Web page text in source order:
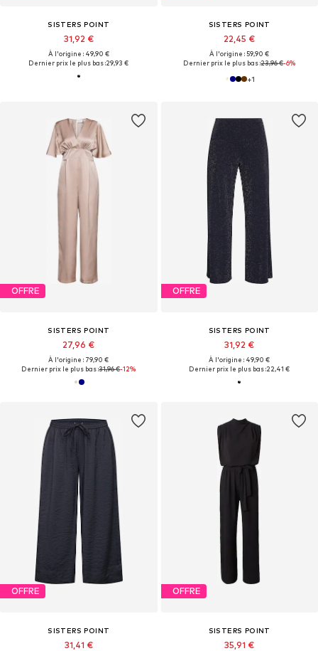
SISTERS POINT
31,92 €
À l'origine : 49,90 €
Dernier prix le plus bas :29,93 €
SISTERS POINT
22,45 €
À l'origine : 59,90 €
Dernier prix le plus bas :23,96 €-6%
+1
OFFRE
SISTERS POINT
27,96 €
À l'origine : 79,90 €
Dernier prix le plus bas :31,96 €-12%
OFFRE
SISTERS POINT
31,92 €
À l'origine : 49,90 €
Dernier prix le plus bas :22,41 €
OFFRE
SISTERS POINT
31,41 €
OFFRE
SISTERS POINT
35,91 €